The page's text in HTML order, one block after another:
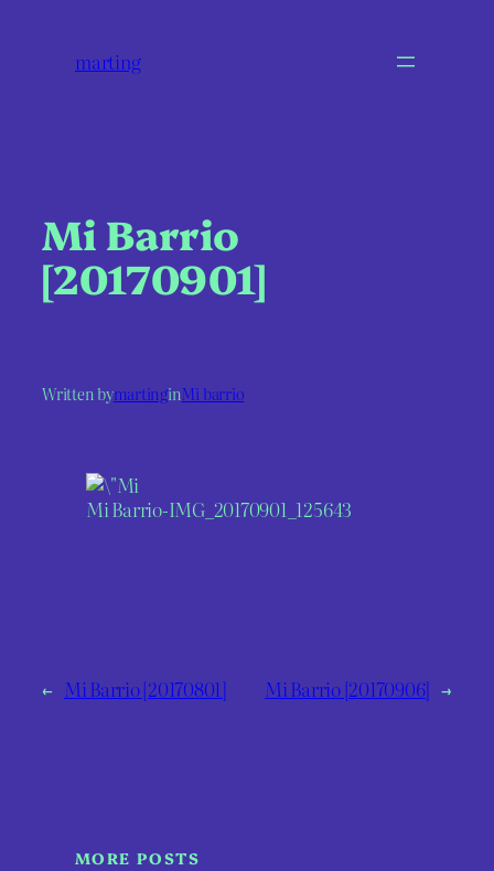
marting
Mi Barrio
[20170901]
Written bymartinginMi barrio
Mi Barrio-IMG_20170901_125643
← Mi Barrio [20170801] Mi Barrio [20170906] →
MORE POSTS